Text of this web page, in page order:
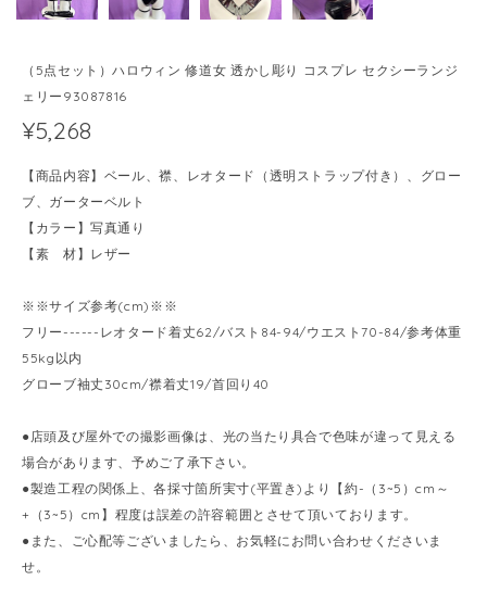
（5点セット）ハロウィン 修道女 透かし彫り コスプレ セクシーランジ
ェリー93087816
¥5,268
【商品内容】ベール、襟、レオタード（透明ストラップ付き）、グロー
ブ、ガーターベルト
【カラー】写真通り
【素 材】レザー
※※サイズ参考(cm)※※
フリー------レオタード着丈62/バスト84-94/ウエスト70-84/参考体重
55kg以内
グローブ袖丈30cm/襟着丈19/首回り40
●店頭及び屋外での撮影画像は、光の当たり具合で色味が違って見える
場合があります、予めご了承下さい。
●製造工程の関係上、各採寸箇所実寸(平置き)より【約-（3~5）cm～
+（3~5）cm】程度は誤差の許容範囲とさせて頂いております。
●また、ご心配等ございましたら、お気軽にお問い合わせくださいま
せ。